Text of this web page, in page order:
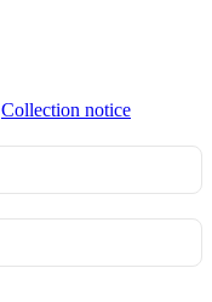
Collection notice